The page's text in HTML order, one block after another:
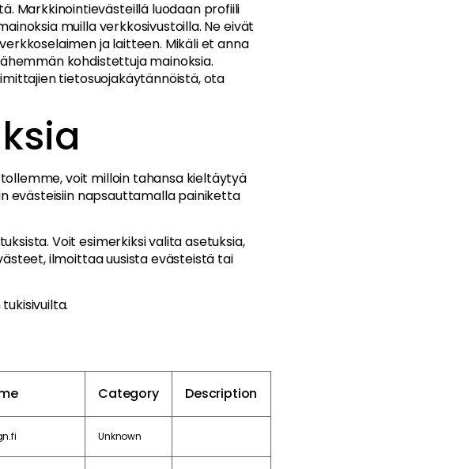
Markkinointievästeillä luodaan profiili
muilla verkkosivustoilla. Ne eivät
ja laitteen. Mikäli et anna
kohdistettuja mainoksia.
tietosuojakäytännöistä, ota
voit milloin tahansa kieltäytyä
evästeisiin napsauttamalla painiketta
Voit esimerkiksi valita asetuksia,
ilmoittaa uusista evästeistä tai
Category Description
Unknown